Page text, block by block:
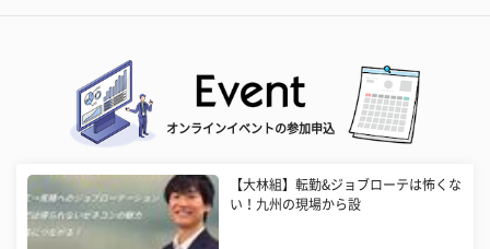
オンラインイベントの参加申込
【大林組】転勤&ジョブローテは怖くな
い！九州の現場から設